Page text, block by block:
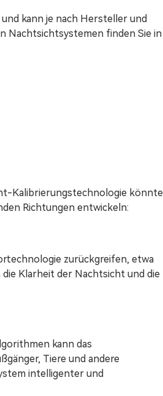
kann je nach Hersteller und
Nachtsichtsystemen finden Sie in
Kalibrierungstechnologie könnte
Richtungen entwickeln:
zurückgreifen, etwa
Klarheit der Nachtsicht und die
kann das
Tiere und andere
intelligenter und